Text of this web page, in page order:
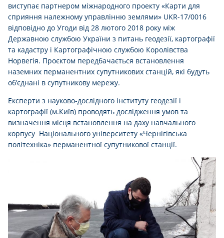
виступає партнером міжнародного проекту «Карти для
сприяння належному управлінню землями» UKR-17/0016
відповідно до Угоди від 28 лютого 2018 року між
Державною службою України з питань геодезії, картографії
та кадастру і Картографічною службою Королівства
Норвегія. Проєктом передбачається встановлення
наземних перманентних супутникових станцій, які будуть
об’єднані в супутникову мережу.
Експерти з науково-дослідного інституту геодезії і
картографії (м.Київ) проводять дослідження умов та
визначення місця встановлення на даху навчального
корпусу Національного університету «Чернігівська
політехніка» перманентної супутникової станції.